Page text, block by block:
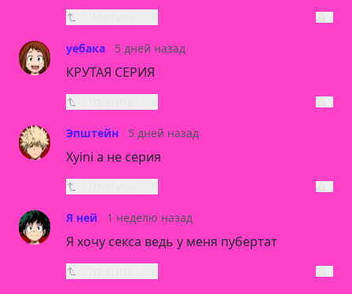
уебака 5 дней назад
КРУТАЯ СЕРИЯ
Эпштейн 5 дней назад
Xyini а не серия
Я ней 1 неделю назад
Я хочу секса ведь у меня пубертат